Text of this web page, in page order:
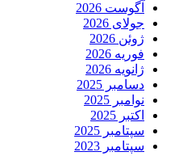
آگوست 2026
جولای 2026
ژوئن 2026
فوریه 2026
ژانویه 2026
دسامبر 2025
نوامبر 2025
اکتبر 2025
سپتامبر 2025
سپتامبر 2023